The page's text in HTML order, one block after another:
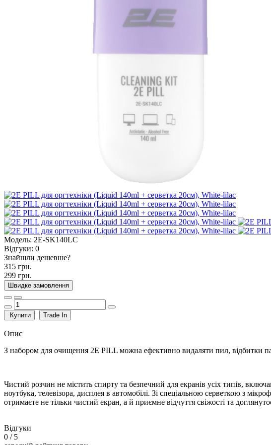
Модель: 2E-SK140LC
Відгуки: 0
Знайшли дешевше?
315 грн.
299 грн.
Швидке замовлення
Купити Trade In
Опис
З набором для очищення 2E PILL можна ефективно видаляти пил, відбитки
Чистий розчин не містить спирту та безпечний для екранів усіх типів,
ноутбука, телевізора, дисплея в автомобілі. Зі спеціальною серветкою з
отримаєте не тільки чистий екран, а й приємне відчуття свіжості та
Відгуки
0 / 5